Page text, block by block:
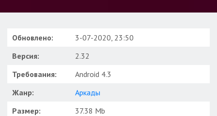
Обновлено:
3-07-2020, 23:50
Версия:
2.32
Требования:
Android 4.3
Жанр:
Аркады
Размер:
37.38 Mb